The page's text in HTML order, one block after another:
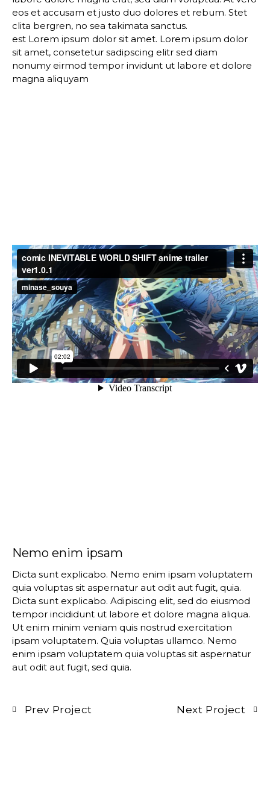
eos et accusam et justo duo dolores et rebum. Stet
clita bergren, no sea takimata sanctus.
est Lorem ipsum dolor sit amet. Lorem ipsum dolor
sit amet, consetetur sadipscing elitr sed diam
nonumy eirmod tempor invidunt ut labore et dolore
magna aliquyam
Nemo enim ipsam
Dicta sunt explicabo. Nemo enim ipsam voluptatem
quia voluptas sit aspernatur aut odit aut fugit, quia.
Dicta sunt explicabo. Adipiscing elit, sed do eiusmod
tempor incididunt ut labore et dolore magna aliqua.
Ut enim minim veniam quis nostrud exercitation
ipsam voluptatem. Quia voluptas ullamco. Nemo
enim ipsam voluptatem quia voluptas sit aspernatur
aut odit aut fugit, sed quia.
Prev Project Next Project